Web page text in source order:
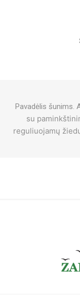
Pavadėlis šunims.
su
reguliuojamų